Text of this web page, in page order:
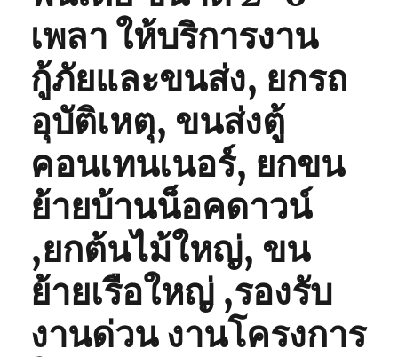
เพลา ให้บริการงาน
กู้ภัยและขนส่ง, ยกรถ
อุบัติเหตุ, ขนส่งตู้
คอนเทนเนอร์, ยกขน
ย้ายบ้านน็อคดาวน์
,ยกต้นไม้ใหญ่, ขน
ย้ายเรือใหญ่ ,รองรับ
งานด่วน งานโครงการ